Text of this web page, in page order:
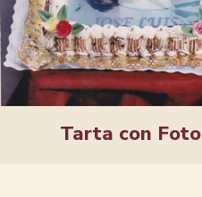
Tarta con Foto